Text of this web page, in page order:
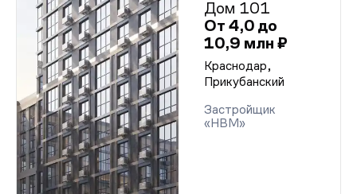
Дом 101
От 4,0 до
10,9 млн ₽
Краснодар,
Прикубанский
Застройщик
«НВМ»